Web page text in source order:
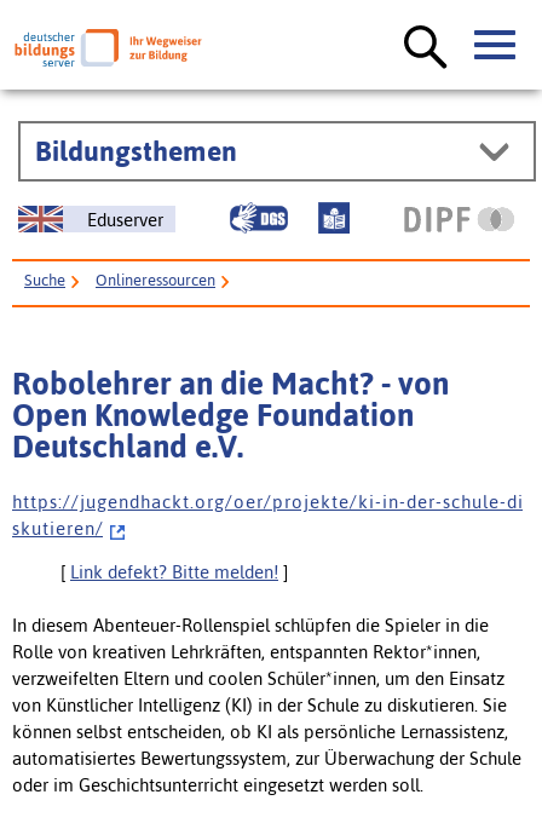
Bildungsthemen
Eduserver
Suche Onlineressourcen
Robolehrer an die Macht? - von
Open Knowledge Foundation
Deutschland e.V.
h t t p s : / / j u g e n d h a c k t . o r g / o e r / p r o j e k t e / k i - i n - d e r - s c h u l e - d i
s k u t i e r e n /
[ Link defekt? Bitte melden! ]
In diesem Abenteuer-Rollenspiel schlüpfen die Spieler in die
Rolle von kreativen Lehrkräften, entspannten Rektor*innen,
verzweifelten Eltern und coolen Schüler*innen, um den Einsatz
von Künstlicher Intelligenz (KI) in der Schule zu diskutieren. Sie
können selbst entscheiden, ob KI als persönliche Lernassistenz,
automatisiertes Bewertungssystem, zur Überwachung der Schule
oder im Geschichtsunterricht eingesetzt werden soll.